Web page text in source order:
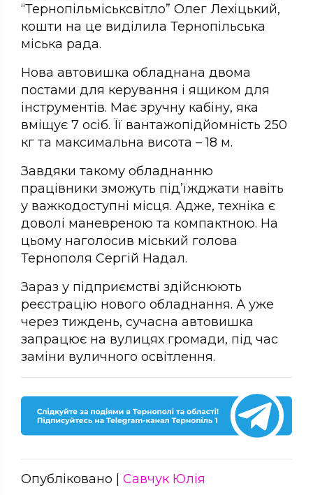
“Тернопільміськсвітло” Олег Лехіцький,
кошти на це виділила Тернопільська
міська рада.
Нова автовишка обладнана двома
постами для керування і ящиком для
інструментів. Має зручну кабіну, яка
вміщує 7 осіб. Її вантажопідйомність 250
кг та максимальна висота – 18 м.
Завдяки такому обладнанню
працівники зможуть під’їжджати навіть
у важкодоступні місця. Адже, техніка є
доволі маневреною та компактною. На
цьому наголосив міський голова
Тернополя Сергій Надал.
Зараз у підприємстві здійснюють
реєстрацію нового обладнання. А уже
через тиждень, сучасна автовишка
запрацює на вулицях громади, під час
заміни вуличного освітлення.
Опубліковано | Савчук Юлія